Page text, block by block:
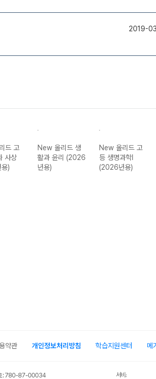
2019-
드 고
사상
)
New 올리드 생
활과 윤리 (2026
년용)
New 올리드 고
등 생명과학I
(2026년용)
약관 개인정보처리방침 학습지원센터 메
호 : 780-87-00034 서비스 가입사실 확인